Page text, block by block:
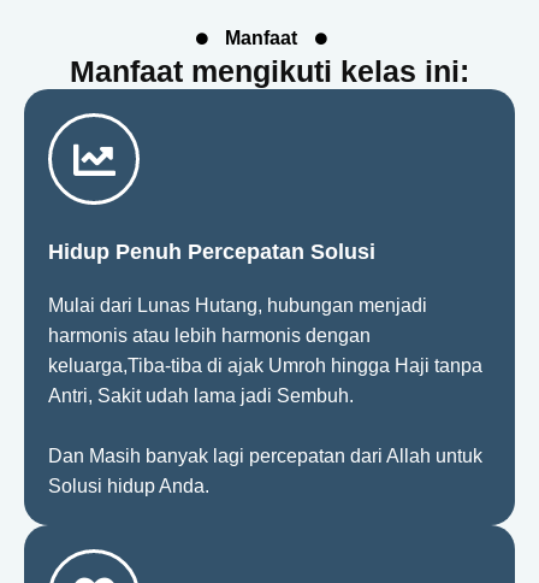
Manfaat
Manfaat mengikuti kelas ini:
Hidup Penuh Percepatan Solusi
Mulai dari Lunas Hutang, hubungan menjadi
harmonis atau lebih harmonis dengan
keluarga,Tiba-tiba di ajak Umroh hingga Haji tanpa
Antri, Sakit udah lama jadi Sembuh.
Dan Masih banyak lagi percepatan dari Allah untuk
Solusi hidup Anda.